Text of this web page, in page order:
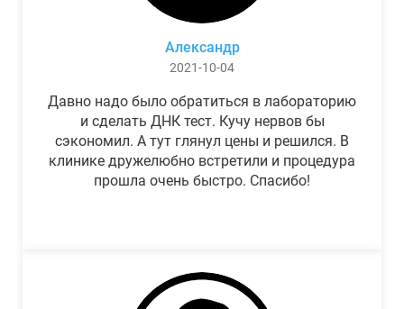
Александр
2021-10-04
Давно надо было обратиться в лабораторию
и сделать ДНК тест. Кучу нервов бы
сэкономил. А тут глянул цены и решился. В
клинике дружелюбно встретили и процедура
прошла очень быстро. Спасибо!